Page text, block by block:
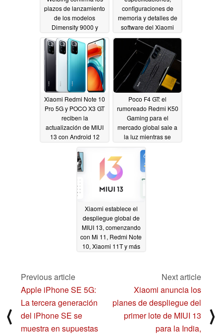
plazos de lanzamiento
de los modelos
Dimensity 9000 y
Snapdragon 8 Gen 1
02/01/2022
configuraciones de
memoria y detalles de
software del Xiaomi
Redmi 10A02/01/2022
Xiaomi Redmi Note 10
Pro 5G y POCO X3 GT
reciben la
actualización de MIUI
13 con Android 12
Poco F4 GT: el
rumoreado Redmi K50
Gaming para el
mercado global sale a
la luz mientras se
01/29/2022
Xiaomi establece el
despliegue global de
MIUI 13, comenzando
con Mi 11, Redmi Note
10, Xiaomi 11T y más
⟨
Previous article
Apple iPhone SE 5G:
La tercera generación
del iPhone SE se
muestra en supuestas
Next article
Xiaomi anuncia los
planes de despliegue del
primer lote de MIUI 13
para la India,
⟩